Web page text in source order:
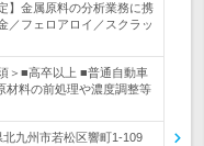
】金属原料の分析業務に携
／フェロアロイ／スクラッ
＞■高卒以上 ■普通自動車
材料の前処理や濃度調整等
北九州市若松区響町1-109